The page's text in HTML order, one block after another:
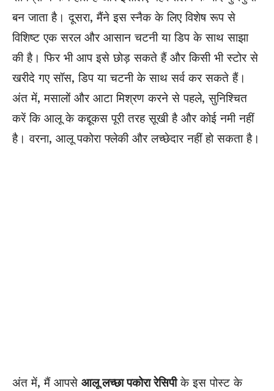
बन जाता है। दूसरा, मैंने इस स्नैक के लिए विशेष रूप से
विशिष्ट एक सरल और आसान चटनी या डिप के साथ साझा
की है। फिर भी आप इसे छोड़ सकते हैं और किसी भी स्टोर से
खरीदे गए सॉस, डिप या चटनी के साथ सर्व कर सकते हैं।
अंत में, मसालों और आटा मिश्रण करने से पहले, सुनिश्चित
करें कि आलू के कद्दूकस पूरी तरह सूखी है और कोई नमी नहीं
है। वरना, आलू पकोरा फ्लेकी और लच्छेदार नहीं हो सकता है।
अंत में, मैं आपसे आलू लच्छा पकोरा रेसिपीके इस पोस्ट के